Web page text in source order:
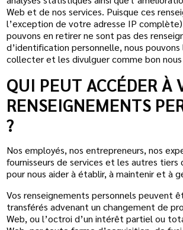
Web et de nos services. Puisque ces
l’exception de votre adresse IP
pouvons en retirer ne sont pas des
d’identification personnelle, nous pouvons
collecter et les divulguer comme bon
QUI PEUT ACCÉDER À
RENSEIGNEMENTS
?
Nos employés, nos entrepreneurs, nos
fournisseurs de services et les autres tiers
pour nous aider à établir, à maintenir et à
Vos renseignements personnels peuvent
transférés advenant un changement de
Web, ou l’octroi d’un intérêt partiel ou